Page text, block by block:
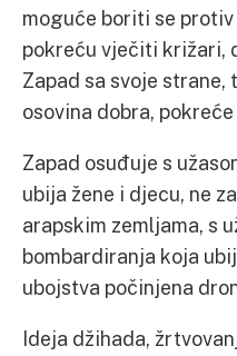
moguće boriti se protiv
pokreću vječiti križari,
Zapad sa svoje strane,
osovina dobra,
Zapad osuđuje s
ubija žene i djecu, ne
arapskim zemljama, s
bombardiranja koja
ubojstva počinjena
Ideja džihada,